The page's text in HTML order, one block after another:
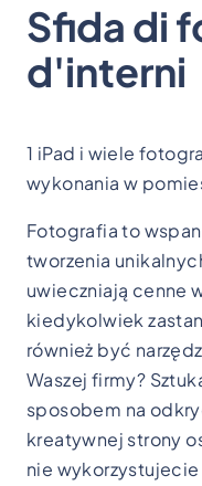
Sfida di
d'interni
1 iPad i wiele
wykonania w
Fotografia to
tworzenia
uwieczniają cenne
kiedykolwiek
również być
Waszej firmy?
sposobem na
kreatywnej strony
nie